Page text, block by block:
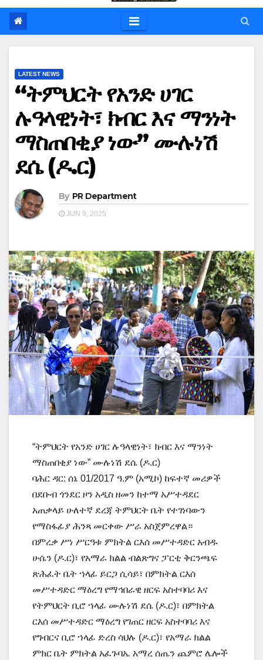
LATEST NEWS
“ትምህርት የአንድ ሀገር
ሉዓላዊነት፣ ክብር እና ማንነት
ማስጠበቂያ ነው” ሙሉነሽ
ደሴ (ዶ.ር)
By PR Department
JUN 9, 2025
“ትምህርት የአንድ ሀገር ሉዓላዊነት፣ ክብር እና ማንነት
ማስጠበቂያ ነው” ሙሉነሽ ደሴ (ዶ.ር)
ባሕር ዳር: ሰኔ 01/2017 ዓ.ም (አሚኮ) ከፍተኛ መሪዎች
በደቡብ ጎንደር ዞን አዲስ ዘመን ከተማ አሥተዳደር
አጠቃላይ ሁለተኛ ደረጃ ትምህርት ቤት የተገነባውን
የማስፋፊያ ሕንጻ መርቀው ሥራ አስጀምረዋል።
በምረቃ ሥነ ሥርዓቱ ምክትል ርእሰ መሥተዳድር አብዱ
ሁሴን (ዶ.ር)፣ የአማራ ክልል ብልጽግና ፓርቲ ቅርንጫፍ
ጽሕፈት ቤት ኀላፊ ይርጋ ሲሳይ፣ በምክትል ርእሰ
መሥተዳድር ማዕረግ የማኅበራዊ ዘርፍ አስተባባሪ እና
የትምህርት ቢሮ ኀላፊ ሙሉነሽ ደሴ (ዶ.ር)፣ በምክትል
ርእሰ መሥተዳድር ማዕረግ የገጠር ዘርፍ አስተባባሪ እና
የግብርና ቢሮ ኀላፊ ድረስ ሳህሉ (ዶ.ር)፣ የአማራ ክልል
ምክር ቤት ምክትል አፈጉባኤ አማረ ሰጤን ጨምሮ ሌሎች